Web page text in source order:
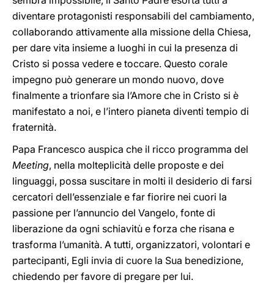
diventare protagonisti responsabili del cambiamento,
collaborando attivamente alla missione della Chiesa,
per dare vita insieme a luoghi in cui la presenza di
Cristo si possa vedere e toccare. Questo corale
impegno può generare un mondo nuovo, dove
finalmente a trionfare sia l’Amore che in Cristo si è
manifestato a noi, e l’intero pianeta diventi tempio di
fraternità.
Papa Francesco auspica che il ricco programma del
Meeting, nella molteplicità delle proposte e dei
linguaggi, possa suscitare in molti il desiderio di farsi
cercatori dell’essenziale e far fiorire nei cuori la
passione per l’annuncio del Vangelo, fonte di
liberazione da ogni schiavitù e forza che risana e
trasforma l’umanità. A tutti, organizzatori, volontari e
partecipanti, Egli invia di cuore la Sua benedizione,
chiedendo per favore di pregare per lui.